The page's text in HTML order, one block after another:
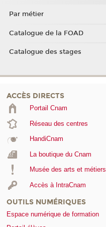
Par métier
Catalogue de la FOAD
Catalogue des stages
ACCÈS DIRECTS
Portail Cnam
Réseau des centres
HandiCnam
La boutique du Cnam
Musée des arts et métiers
Accès à IntraCnam
OUTILS NUMÉRIQUES
Espace numérique de formation